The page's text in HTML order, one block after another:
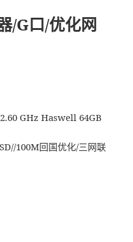
/G口/优化网
GHz Haswell 64GB
100M回国优化/三网联